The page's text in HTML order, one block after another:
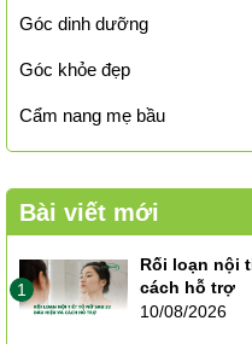
Góc dinh dưỡng
Góc khỏe đẹp
Cẩm nang mẹ bầu
Bài viết mới
1
Rối loạn nội
cách hỗ trợ
10/08/2026